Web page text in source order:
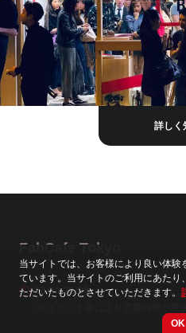
当サイトでは、お客様により良い体
ています。当サイトのご利用にあた
ただいたものとさせていただきます。
OK
詳しく
FabCafe Tokyo
10:00-20:00